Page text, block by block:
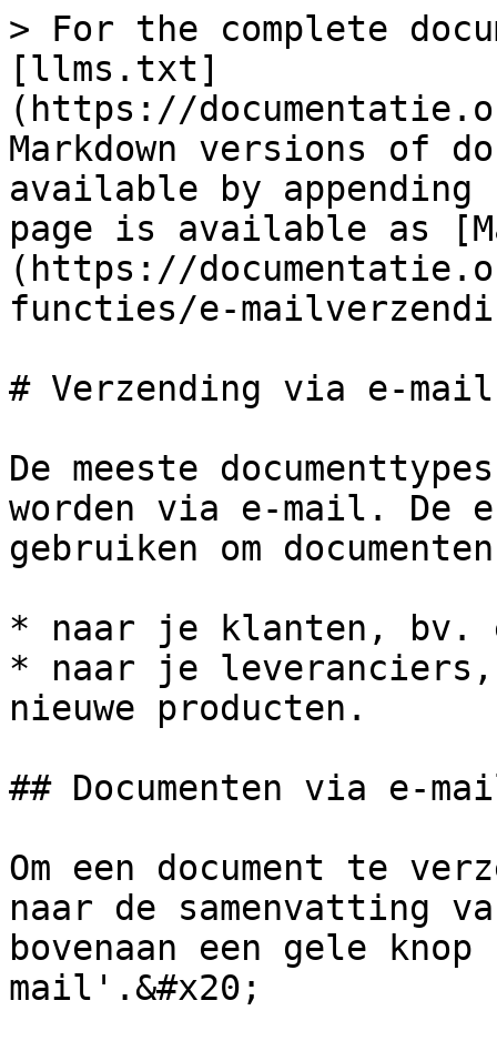
> For the complete
[llms.txt]
(https://
Markdown versions of
available by
page is available as
(https://
functies/e-
# Verzending via e-mail
De meeste
worden via e-mail. De
gebruiken om
* naar je klanten, bv.
* naar je leveranciers,
nieuwe producten.
## Documenten via e-
Om een document te
naar de samenvatting
bovenaan een gele
mail'.&#x20;